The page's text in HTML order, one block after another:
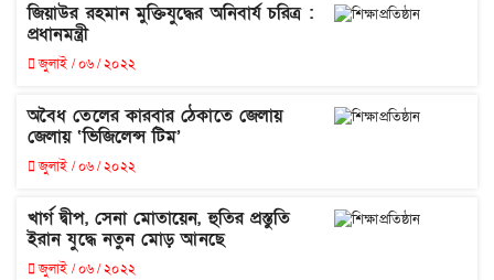
জিয়াউর রহমান মুক্তিযুদ্ধের অনিবার্য চরিত্র :
প্রধানমন্ত্রী
জুলাই / ০৬ / ২০২২
অবৈধ তেলের কারবার ঠেকাতে জেলায়
জেলায় ‘ভিজিলেন্স টিম’
জুলাই / ০৬ / ২০২২
খার্গ দ্বীপ, সেনা মোতায়েন, হুতির প্রস্তুতি
ইরান যুদ্ধে নতুন মোড় আনছে
জুলাই / ০৬ / ২০২২